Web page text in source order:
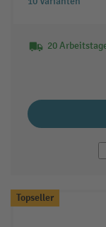
20
Topseller